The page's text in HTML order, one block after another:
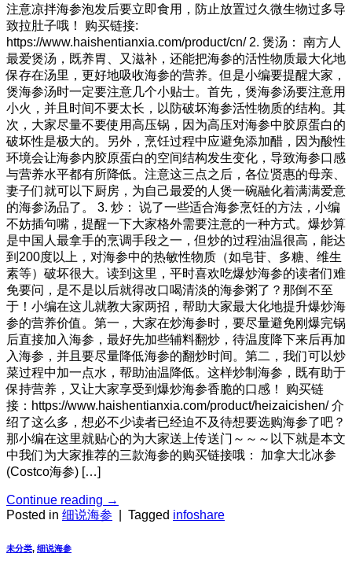
注意凉拌海参泡发后要立即食用，防止放置过久微生物过多导
致拉肚子哦！ 购买链接:
https://www.haishentianxia.com/product/cn/ 2. 煲汤： 南方人
最爱煲汤，既养胃、又滋补，还能把海参的活性物质最大化地
保存在汤里，更好地吸收海参的营养。但是小编要提醒大家，
煲海参汤时一定要注意几个小贴士。首先，煲海参汤要注意用
小火，并且时间不要太长，以防破坏海参活性物质的结构。其
次，大家尽量不要使用高压锅，因为高压对海参中胶原蛋白的
破坏性是极大的。另外，烹饪过程中应避免添加醋，因为酸性
环境会让海参内胶原蛋白的空间结构发生变化，导致海参口感
与营养水平都有所降低。注意这三点之后，各位贤惠的母亲、
妻子们就可以下厨房，为自己最爱的人煲一碗融化着满满爱意
的海参汤品了。 3. 炒： 说了一些适合海参烹饪的方法，小编
不妨插句嘴，提醒一下大家格外需要注意的一种方式。爆炒算
是中国人最拿手的烹调手段之一，但炒的过程油温很高，能达
到200度以上，对海参中的热敏性物质（如皂苷、多糖、维生
素等）破坏很大。读到这里，平时喜欢吃爆炒海参的读者们难
免要问，是不是以后就得改口喝清淡的海参粥了？那倒不至
于！小编在这儿就教大家两招，帮助大家最大化地提升爆炒海
参的营养价值。第一，大家在炒海参时，要尽量避免刚爆完锅
后直接加入海参，最好先加些辅料翻炒，待温度降下来后再加
入海参，并且要尽量降低海参的翻炒时间。第二，我们可以炒
菜过程中加一点水，帮助油温降低。这样炒制海参，既有助于
保持营养，又让大家享受到爆炒海参香脆的口感！ 购买链
接：https://www.haishentianxia.com/product/heizaicishen/ 介
绍了这么多，想必不少读者已经迫不及待想要选购海参了吧？
那小编在这里就贴心的为大家送上传送门～～～以下就是本文
中我们为大家推荐的三款海参的购买链接哦： 加拿大北冰参
(Costco海参) […]
Continue reading →
Posted in 细说海参 Tagged infoshare
未分类, 细说海参